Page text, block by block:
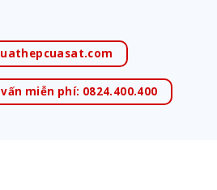
miễn phí: 0824.400.400